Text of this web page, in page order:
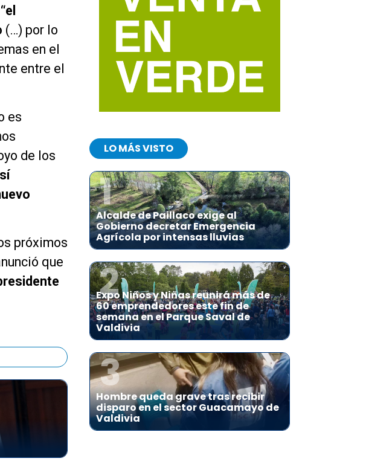
“el
(…) por lo
en el
entre el
es
de los
próximos
que
LO MÁS VISTO
1
Alcalde de Paillaco exige al
Gobierno decretar Emergencia
Agrícola por intensas lluvias
2
Expo Niños y Niñas reunirá más de
60 emprendedores este fin de
semana en el Parque Saval de
Valdivia
3
Hombre queda grave tras recibir
disparo en el sector Guacamayo de
Valdivia